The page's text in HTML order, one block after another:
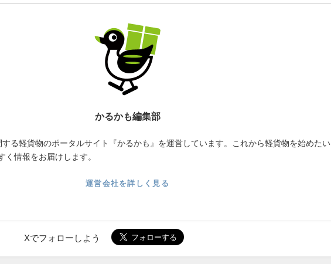
かるかも編集部
する軽貨物のポータルサイト『かるかも』を運営しています。これから軽貨物を始めたい
く情報をお届けします。
運営会社を詳しく見る
Xでフォローしよう